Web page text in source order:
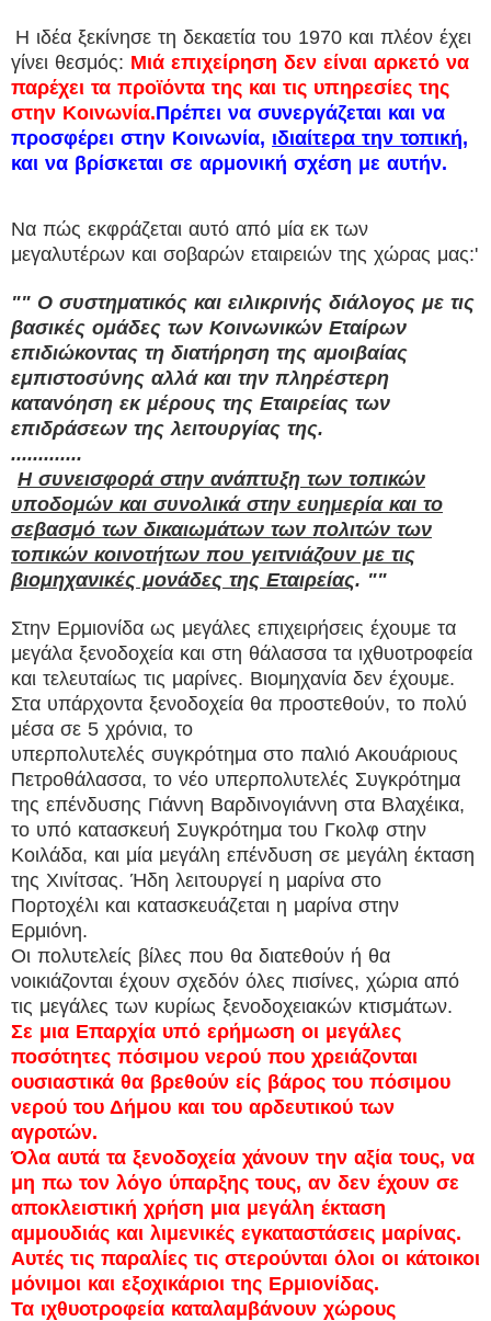
Η ιδέα ξεκίνησε τη δεκαετία του 1970 και πλέον έχει
γίνει θεσμός: Μιά επιχείρηση δεν είναι αρκετό να
παρέχει τα προϊόντα της και τις υπηρεσίες της
στην Κοινωνία.Πρέπει να συνεργάζεται και να
προσφέρει στην Κοινωνία, ιδιαίτερα την τοπική,
και να βρίσκεται σε αρμονική σχέση με αυτήν.
Να πώς εκφράζεται αυτό από μία εκ των
μεγαλυτέρων και σοβαρών εταιρειών της χώρας μας:'
"" Ο συστηματικός και ειλικρινής διάλογος με τις
βασικές ομάδες των Κοινωνικών Εταίρων
επιδιώκοντας τη διατήρηση της αμοιβαίας
εμπιστοσύνης αλλά και την πληρέστερη
κατανόηση εκ μέρους της Εταιρείας των
επιδράσεων της λειτουργίας της.
.............
Η συνεισφορά στην ανάπτυξη των τοπικών
υποδομών και συνολικά στην ευημερία και το
σεβασμό των δικαιωμάτων των πολιτών των
τοπικών κοινοτήτων που γειτνιάζουν με τις
βιομηχανικές μονάδες της Εταιρείας. ""
Στην Ερμιονίδα ως μεγάλες επιχειρήσεις έχουμε τα
μεγάλα ξενοδοχεία και στη θάλασσα τα ιχθυοτροφεία
και τελευταίως τις μαρίνες. Βιομηχανία δεν έχουμε.
Στα υπάρχοντα ξενοδοχεία θα προστεθούν, το πολύ
μέσα σε 5 χρόνια, το
υπερπολυτελές συγκρότημα στο παλιό Ακουάριους
Πετροθάλασσα, το νέο υπερπολυτελές Συγκρότημα
της επένδυσης Γιάννη Βαρδινογιάννη στα Βλαχέικα,
το υπό κατασκευή Συγκρότημα του Γκολφ στην
Κοιλάδα, και μία μεγάλη επένδυση σε μεγάλη έκταση
της Χινίτσας. Ήδη λειτουργεί η μαρίνα στο
Πορτοχέλι και κατασκευάζεται η μαρίνα στην
Ερμιόνη.
Οι πολυτελείς βίλες που θα διατεθούν ή θα
νοικιάζονται έχουν σχεδόν όλες πισίνες, χώρια από
τις μεγάλες των κυρίως ξενοδοχειακών κτισμάτων.
Σε μια Επαρχία υπό ερήμωση οι μεγάλες
ποσότητες πόσιμου νερού που χρειάζονται
ουσιαστικά θα βρεθούν είς βάρος του πόσιμου
νερού του Δήμου και του αρδευτικού των
αγροτών.
Όλα αυτά τα ξενοδοχεία χάνουν την αξία τους, να
μη πω τον λόγο ύπαρξης τους, αν δεν έχουν σε
αποκλειστική χρήση μια μεγάλη έκταση
αμμουδιάς και λιμενικές εγκαταστάσεις μαρίνας.
Αυτές τις παραλίες τις στερούνται όλοι οι κάτοικοι
μόνιμοι και εξοχικάριοι της Ερμιονίδας.
Τα ιχθυοτροφεία καταλαμβάνουν χώρους